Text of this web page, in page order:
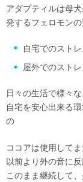
アダプティルは母
発するフェロモン
自宅でのスト
屋外でのスト
日々の生活で様々
自宅を安心出来る
の
ココアは使用して
以前より外の音に
このまま継続して